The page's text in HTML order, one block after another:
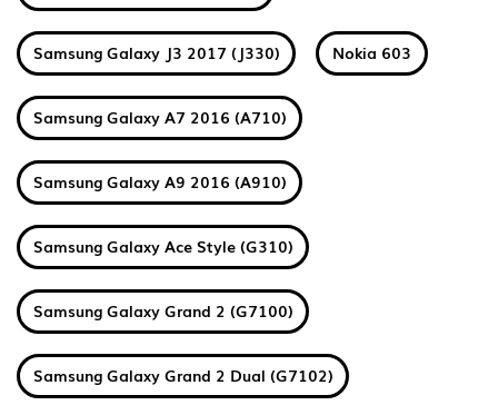
Samsung Galaxy J3 2017 (J330) Nokia 603
Samsung Galaxy A7 2016 (A710)
Samsung Galaxy A9 2016 (A910)
Samsung Galaxy Ace Style (G310)
Samsung Galaxy Grand 2 (G7100)
Samsung Galaxy Grand 2 Dual (G7102)